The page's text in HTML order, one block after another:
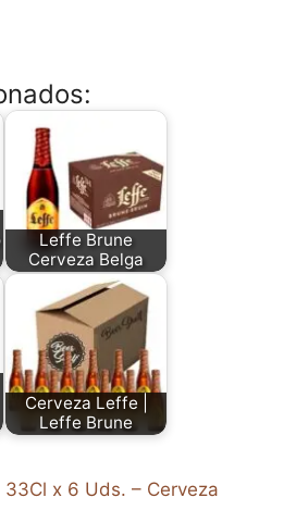
Leffe Brune
Cerveza Belga
Cerveza Leffe |
Leffe Brune
33Cl x 6 Uds. – Cerveza